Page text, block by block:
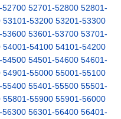
52700 52701-52800 52801-
53101-53200 53201-53300
53600 53601-53700 53701-
54001-54100 54101-54200
54500 54501-54600 54601-
54901-55000 55001-55100
55400 55401-55500 55501-
55801-55900 55901-56000
56300 56301-56400 56401-